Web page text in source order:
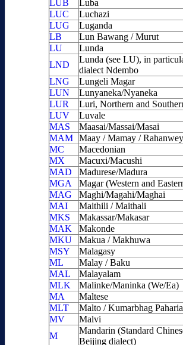
LUB
Luba
LUC
Luchazi
LUG
Luganda
LB
Lun Bawang / Murut
LU
Lunda
LND
Lunda (see LU), in
dialect Ndembo
LNG
Lungeli Magar
LUN
Lunyaneka/Nyaneka
LUR
Luri, Northern and
LUV
Luvale
MAS
Maasai/Massai/Masai
MAM Maay / Mamay /
MC
Macedonian
MX
Macuxi/Macushi
MAD
Madurese/Madura
MGA
Magar (Western and
MAG
Maghi/Magahi/Maghai
MAI
Maithili / Maithali
MKS
Makassar/Makasar
MAK
Makonde
MKU
Makua / Makhuwa
MSY
Malagasy
ML
Malay / Baku
MAL
Malayalam
MLK
Malinke/Maninka (We/Ea)
MA
Maltese
MLT
Malto / Kumarbhag Paharia
MV
Malvi
M
Mandarin (Standard
Beijing dialect)